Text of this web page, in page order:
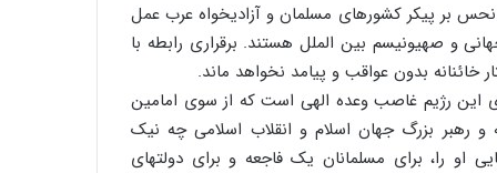
بر پیکر کشورهای مسلمان و آزادیخواه عرب عمل
و صهیونیسم بین الملل هستند. برقراری رابطه با
بدون عواقب و پیامد نخواهد ماند.
این رژیم غاصب وعده الهی است که از سوی امامین
و رهبر بزرگ جهان اسلام و انقلاب اسلامی چه نیک
او را، برای مسلمانان یک فاجعه و برای دولتهای